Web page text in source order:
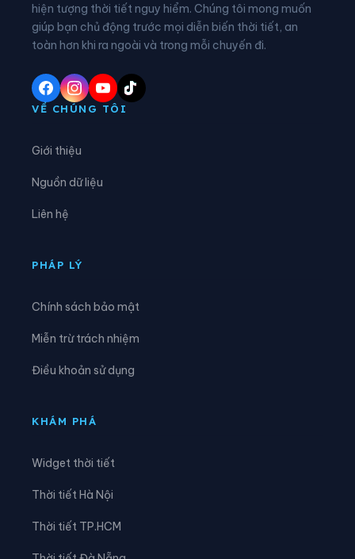
Xã Cao Phong Xã Cao Sơn
Xã Chân Mộng Xã Chí Đám
Xã Chí Tiên
Xã Đà Bắc
Xã Đức Nhàn
Xã Hợp Lý
hiện tượng thời tiết nguy hiểm. Chúng tôi mong muốn
giúp bạn chủ động trước mọi diễn biến thời tiết, an
toàn hơn khi ra ngoài và trong mỗi chuyến đi.
VỀ CHÚNG TÔI
Giới thiệu
Nguồn dữ liệu
Liên hệ
PHÁP LÝ
Chính sách bảo mật
Miễn trừ trách nhiệm
Điều khoản sử dụng
KHÁM PHÁ
Widget thời tiết
Thời tiết Hà Nội
Thời tiết TP.HCM